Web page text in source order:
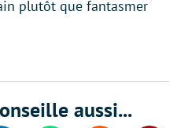
plutôt que fantasmer
aussi...